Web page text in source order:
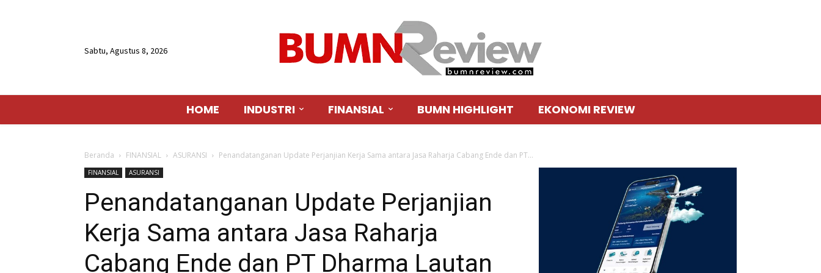
Sabtu, Agustus 8, 2026
HOME INDUSTRI FINANSIAL BUMN HIGHLIGHT EKONOMI REVIEW
Beranda FINANSIAL ASURANSI Penandatanganan Update Perjanjian Kerja Sama antara Jasa Raharja Cabang Ende dan PT...
FINANSIAL ASURANSI
Penandatanganan Update Perjanjian
Kerja Sama antara Jasa Raharja
Cabang Ende dan PT Dharma Lautan